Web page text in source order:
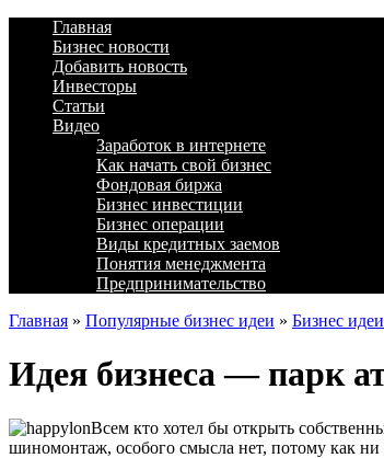
Главная
Бизнес новости
Добавить новость
Инвесторы
Статьи
Видео
Заработок в интернете
Как начать свой бизнес
Фондовая биржа
Бизнес инвестиции
Бизнес операции
Виды кредитных заемов
Понятия менеджмента
Предпринимательство
Главная » Популярные бизнес идеи » Бизнес идеи
Идея бизнеса — парк
Всем кто хотел бы открыть
шиномонтаж, особого смысла нет, потому как ни